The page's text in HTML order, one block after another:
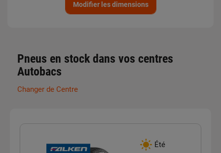
Modifier les dimensions
Pneus en stock dans vos centres
Autobacs
Changer de Centre
Été